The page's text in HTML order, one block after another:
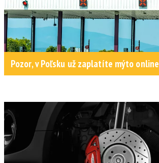
Pozor, v Poľsku už zaplatíte mýto online